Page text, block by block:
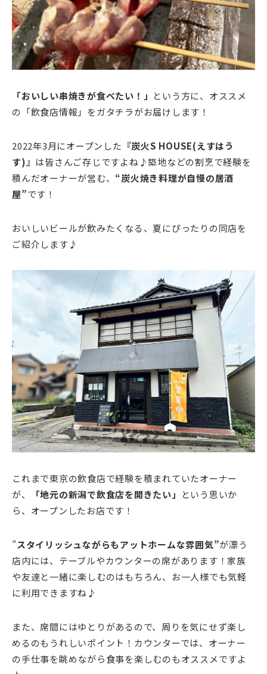
「おいしい串焼きが食べたい！」 という方に、オススメ
の「飲食店情報」をガタチラがお届けします！
2022年3月にオープンした 『炭火S HOUSE(えすはう
す)』 は皆さんご存じですよね♪築地などの割烹で経験を
積んだオーナーが営む、 “炭火焼き料理が自慢の居酒
屋”です！
おいしいビールが飲みたくなる、夏にぴったりの同店を
ご紹介します♪
これまで東京の飲食店で経験を積まれていたオーナー
が、
「地元の新潟で飲食店を開きたい」
という思いか
ら、オープンしたお店です！
”スタイリッシュながらもアットホームな雰囲気”が漂う
店内には、テーブルやカウンターの席があります！家族
や友達と一緒に楽しむのはもちろん、お一人様でも気軽
に利用できますね♪
また、席間にはゆとりがあるので、周りを気にせず楽し
めるのもうれしいポイント！カウンターでは、オーナー
の手仕事を眺めながら食事を楽しむのもオススメですよ